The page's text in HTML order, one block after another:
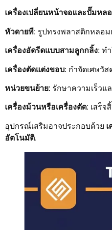
เครื่องเปลี่ยนหน้าจอและปั๊มหล
หัวดายที: รูปทรงพลาสติกหลอม
เครื่องอัดรีดแบบสามลูกกลิ้ง: ท
เครื่องตัดแต่งขอบ: กำจัดเศษวั
หน่วยขนย้าย: รักษาความเร็วแ
เครื่องม้วนหรือเครื่องตัด: เสร็
อุปกรณ์เสริมอาจประกอบด้วย
อัตโนมัติ.